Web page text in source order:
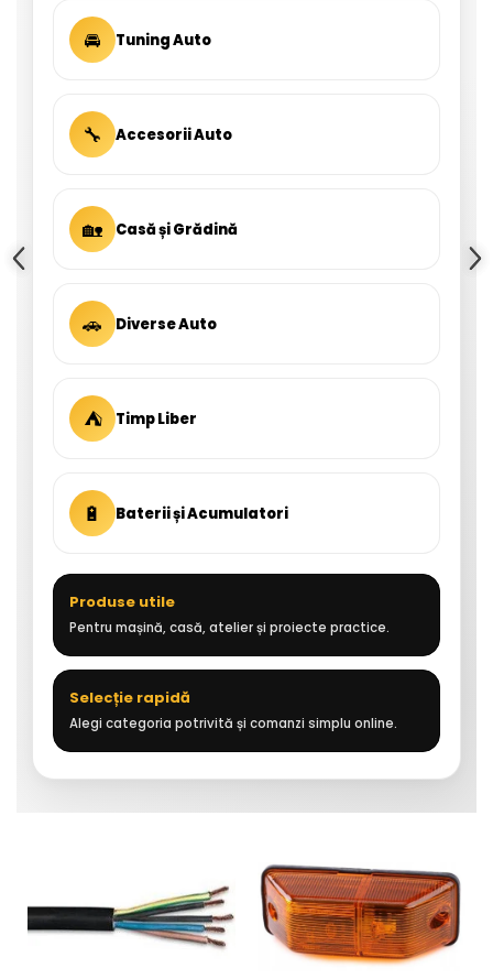
🚘 Tuning Auto
🔧 Accesorii Auto
🏡 Casă și Grădină
🚗 Diverse Auto
⛺ Timp Liber
🔋 Baterii și Acumulatori
Produse utile
Pentru mașină, casă, atelier și proiecte practice.
Selecție rapidă
Alegi categoria potrivită și comanzi simplu online.